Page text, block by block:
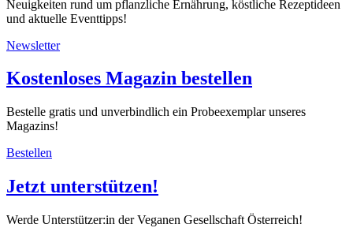
Neuigkeiten rund um pflanzliche Ernährung, köstliche Rezeptideen
und aktuelle Eventtipps!
Newsletter
Kostenloses Magazin bestellen
Bestelle gratis und unverbindlich ein Probeexemplar unseres
Magazins!
Bestellen
Jetzt unterstützen!
Werde Unterstützer:in der Veganen Gesellschaft Österreich!